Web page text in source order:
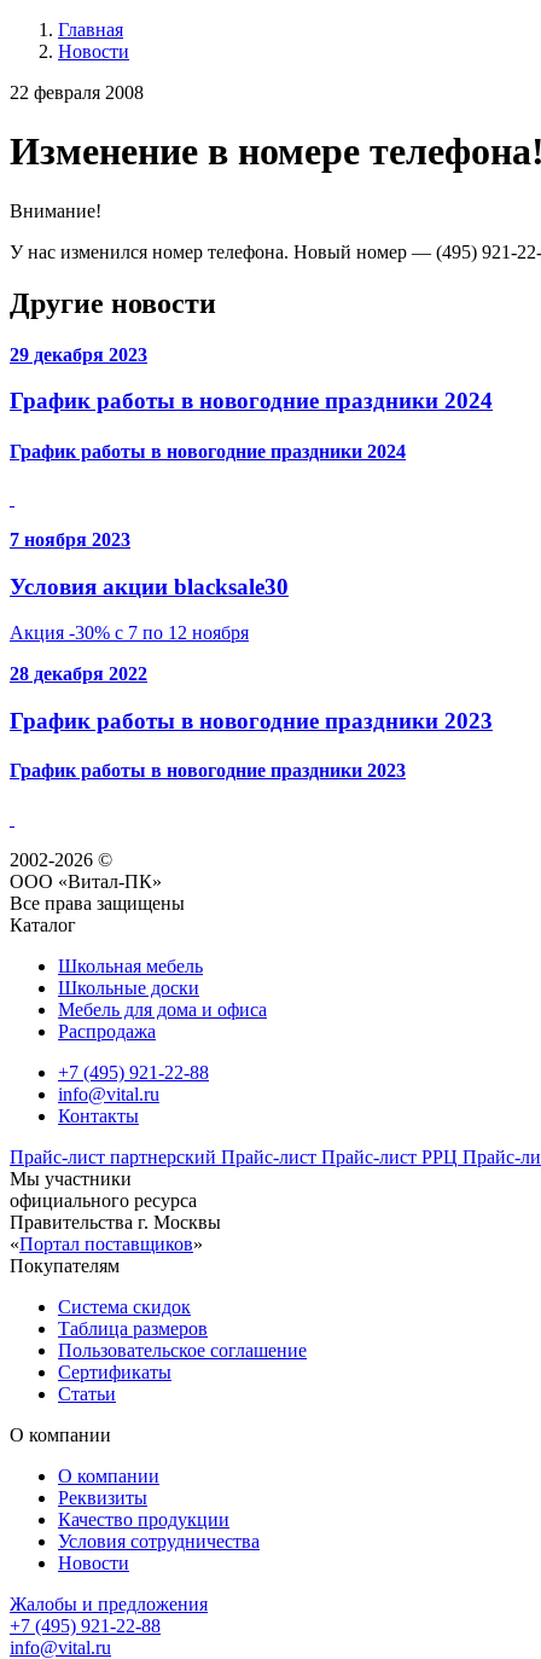
Главная
Новости
22 февраля 2008
Изменение в номере телефона!
Внимание!
У нас изменился номер телефона. Новый номер — (495) 921-
Другие новости
29 декабря 2023
График работы в новогодние праздники 2024
График работы в новогодние праздники 2024
7 ноября 2023
Условия акции blacksale30
Акция -30% с 7 по 12 ноября
28 декабря 2022
График работы в новогодние праздники 2023
График работы в новогодние праздники 2023
2002-2026 ©
ООО «Витал-ПК»
Все права защищены
Каталог
Школьная мебель
Школьные доски
Мебель для дома и офиса
Распродажа
+7 (495) 921-22-88
info@vital.ru
Контакты
Прайс-лист партнерский Прайс-лист Прайс-лист РРЦ Прайс-
Мы участники
официального ресурса
Правительства г. Москвы
«Портал поставщиков»
Покупателям
Система скидок
Таблица размеров
Пользовательское соглашение
Сертификаты
Статьи
О компании
О компании
Реквизиты
Качество продукции
Условия сотрудничества
Новости
Жалобы и предложения
+7 (495) 921-22-88
info@vital.ru